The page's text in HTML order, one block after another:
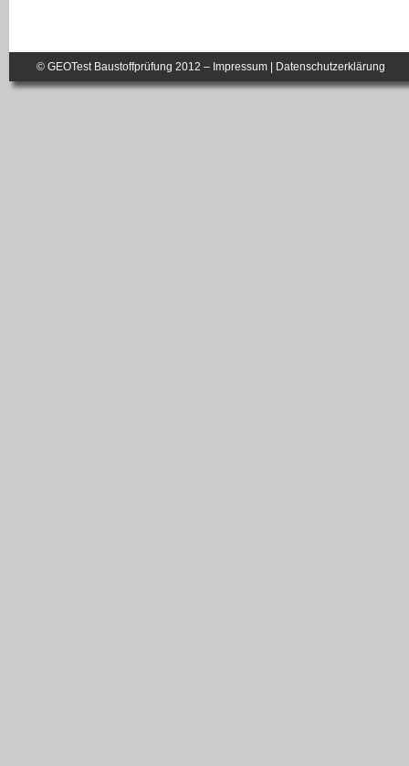
© GEOTest Baustoffprüfung 2012 – Impressum Datenschutzerklärung